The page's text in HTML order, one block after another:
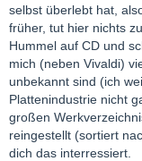
selbst überlebt hat,
früher, tut hier nichts
Hummel auf CD und
mich (neben Vivaldi)
unbekannt sind (ich
Plattenindustrie nicht
großen
reingestellt (sortiert
dich das interressiert.